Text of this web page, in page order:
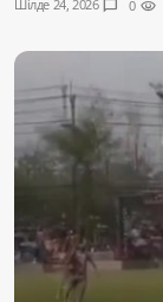
Шілде 24, 2026 chat_bubble 0 visibility